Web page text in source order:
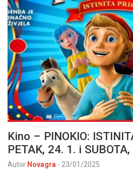
Kino – PINOKIO:
PETAK, 24. 1. i
Autor Novagra - 23/01/2025